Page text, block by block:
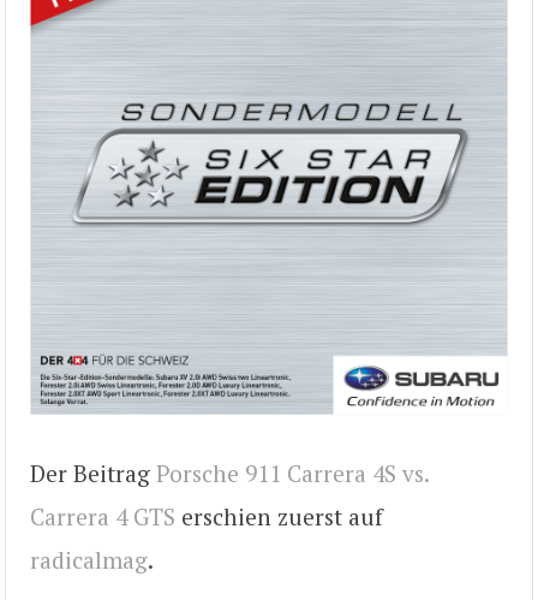
Der Beitrag Porsche 911 Carrera 4S vs.
Carrera 4 GTS erschien zuerst auf
radicalmag.